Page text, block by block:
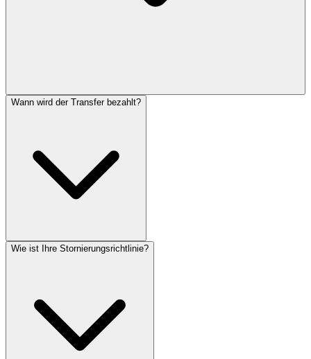
Wann wird der Transfer bezahlt?
Wie ist Ihre Stornierungsrichtlinie?